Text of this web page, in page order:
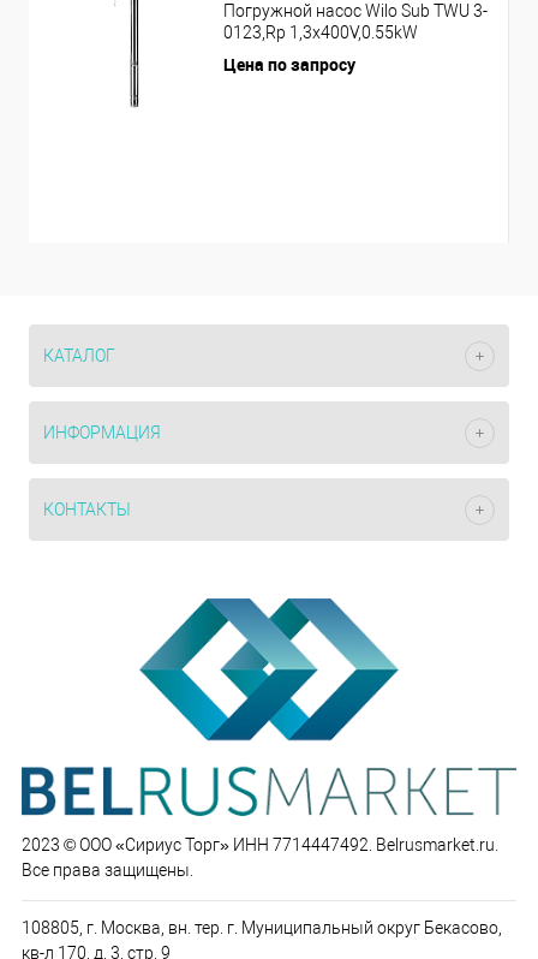
Погружной насос Wilo Sub TWU 3-
0123,Rp 1,3x400V,0.55kW
Цена по запросу
КАТАЛОГ
ИНФОРМАЦИЯ
КОНТАКТЫ
2023 © ООО «Сириус Торг» ИНН 7714447492. Belrusmarket.ru.
Все права защищены.
108805, г. Москва, вн. тер. г. Муниципальный округ Бекасово,
кв-л 170, д. 3, стр. 9